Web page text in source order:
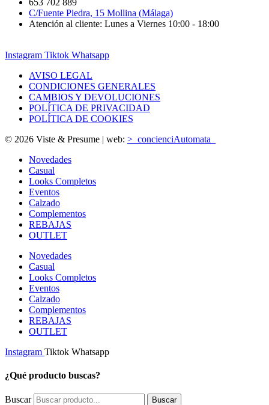
C/Fuente Piedra, 15 Mollina (Málaga)
Atención al cliente: Lunes a Viernes 10:00 - 18:00
Instagram Tiktok Whatsapp
AVISO LEGAL
CONDICIONES GENERALES
CAMBIOS Y DEVOLUCIONES
POLÍTICA DE PRIVACIDAD
POLÍTICA DE COOKIES
© 2026 Viste & Presume | web: >_concienciAutomata_
Novedades
Casual
Looks Completos
Eventos
Calzado
Complementos
REBAJAS
OUTLET
Novedades
Casual
Looks Completos
Eventos
Calzado
Complementos
REBAJAS
OUTLET
Instagram Tiktok Whatsapp
¿Qué producto buscas?
Buscar Buscar